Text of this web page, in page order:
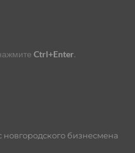
Ctrl+Enter.
бизнесмена